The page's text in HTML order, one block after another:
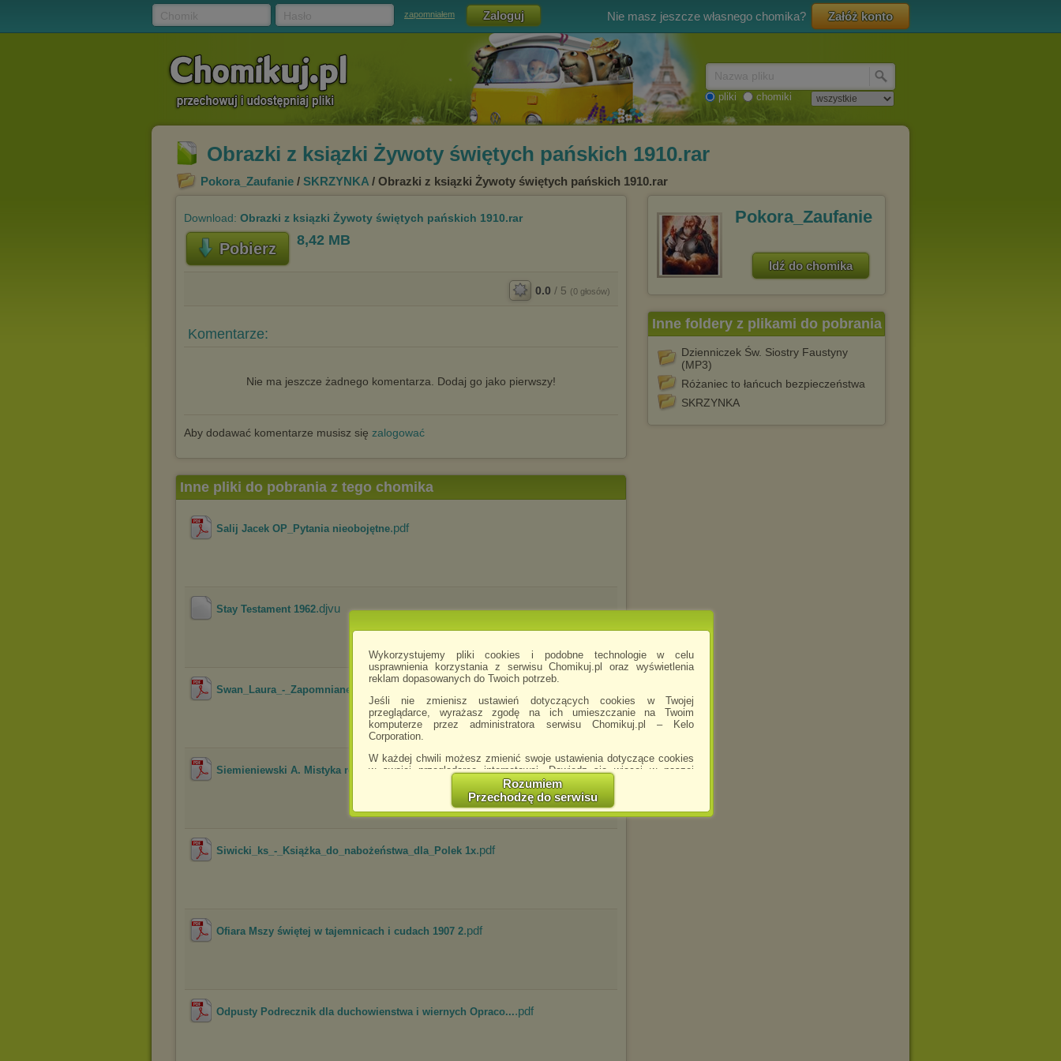
Wykorzystujemy pliki cookies i podobne technologie w celu
usprawnienia korzystania z serwisu Chomikuj.pl oraz wyświetlenia
reklam dopasowanych do Twoich potrzeb.
Jeśli nie zmienisz ustawień dotyczących cookies w Twojej
przeglądarce, wyrażasz zgodę na ich umieszczanie na Twoim
komputerze przez administratora serwisu Chomikuj.pl – Kelo
Corporation.
W każdej chwili możesz zmienić swoje ustawienia dotyczące cookies
w swojej przeglądarce internetowej. Dowiedz się więcej w naszej
http://chomikuj.pl/PolitykaPrywatnosci.aspx
Jednocześnie informujemy że zmiana ustawień przeglądarki może
spowodować ograniczenie korzystania ze strony Chomikuj.pl.
prosimy o opuszczenie serwisu chomikuj.pl.
będzie dopasowana do Twoich preferencji, a będzie to reklama
internetowej.
Rozumiem
Przechodzę do serwisu
zapomniałem Nie masz jeszcze własnego chomika? Załóż konto
pliki chomiki
Obrazki z ksiązki Żywoty świętych pańskich 1910.rar
Pokora_Zaufanie / SKRZYNKA / Obrazki z ksiązki Żywoty świętych pańskich 1910.rar
Download: Obrazki z ksiązki Żywoty świętych pańskich 1910.rar
Pobierz 8,42 MB
0.0 / 5 (0 głosów)
Komentarze:
Nie ma jeszcze żadnego komentarza. Dodaj go jako pierwszy!
Aby dodawać komentarze musisz się zalogować
Pokora_Zaufanie
Idź do chomika
Inne foldery z plikami do pobrania
Dzienniczek Św. Siostry Faustyny
(MP3)
Różaniec to łańcuch bezpieczeństwa
SKRZYNKA
Inne pliki do pobrania z tego chomika
Salij Jacek OP_Pytania nieobojętne.pdf
Stay Testament 1962.djvu
Swan_Laura_-_Zapomniane_Matki_Pustynii 1x .pdf
Siemieniewski A. Mistyka religii 2000.pdf
Siwicki_ks_-_Książka_do_nabożeństwa_dla_Polek 1x.pdf
Ofiara Mszy świętej w tajemnicach i cudach 1907 2.pdf
Odpusty Podrecznik dla duchowienstwa i wiernych Opraco....pdf